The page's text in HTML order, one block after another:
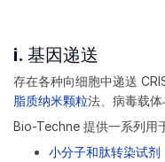
i. 基因递送
存在各种向细胞中递送
脂质纳米颗粒法、病毒载体
Bio-Techne 提供一系列用
小分子和肽转染试剂